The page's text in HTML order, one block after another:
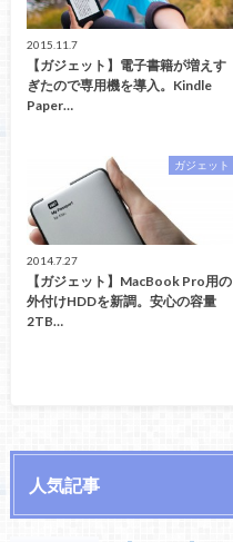
2015.11.7
【ガジェット】電子書籍が増えす
ぎたので専用機を導入。Kindle
Paper…
ガジェット
2014.7.27
【ガジェット】MacBook Pro用の
外付けHDDを新調。安心の容量
2TB…
人気記事